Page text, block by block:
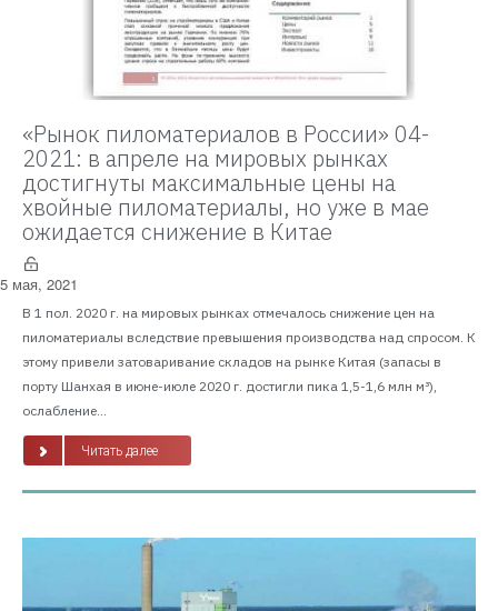
«Рынок пиломатериалов в России» 04-
2021: в апреле на мировых рынках
достигнуты максимальные цены на
хвойные пиломатериалы, но уже в мае
ожидается снижение в Китае
5 мая, 2021
В 1 пол. 2020 г. на мировых рынках отмечалось снижение цен на
пиломатериалы вследствие превышения производства над спросом. К
этому привели затоваривание складов на рынке Китая (запасы в
порту Шанхая в июне-июле 2020 г. достигли пика 1,5-1,6 млн м³),
ослабление...
Читать далее